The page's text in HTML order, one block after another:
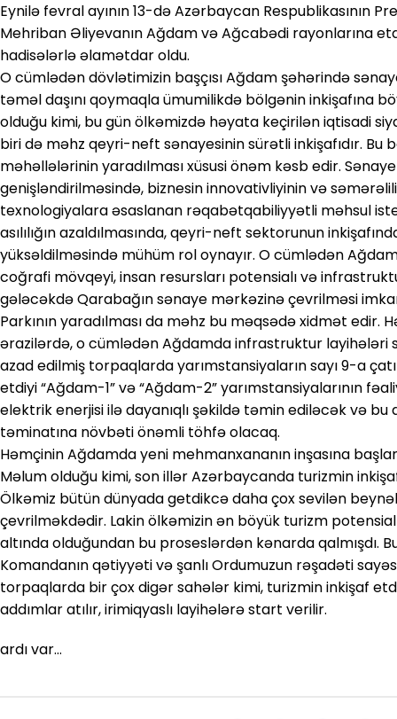
Eynilə fevral ayının 13-də Azərbaycan Respublikasının
Mehriban Əliyevanın Ağdam və Ağcabədi rayonlarına
hadisələrlə əlamətdar oldu.
O cümlədən dövlətimizin başçısı Ağdam şəhərində
təməl daşını qoymaqla ümumilikdə bölgənin inkişafına
olduğu kimi, bu gün ölkəmizdə həyata keçirilən iqtisadi
biri də məhz qeyri-neft sənayesinin sürətli inkişafıdır. Bu
məhəllələrinin yaradılması xüsusi önəm kəsb edir.
genişləndirilməsində, biznesin innovativliyinin və
texnologiyalara əsaslanan rəqabətqabiliyyətli məhsul
asılılığın azaldılmasında, qeyri-neft sektorunun
yüksəldilməsində mühüm rol oynayır. O cümlədən
coğrafi mövqeyi, insan resursları potensialı və
gələcəkdə Qarabağın sənaye mərkəzinə çevrilməsi
Parkının yaradılması da məhz bu məqsədə xidmət edir.
ərazilərdə, o cümlədən Ağdamda infrastruktur layihələri
azad edilmiş torpaqlarda yarımstansiyaların sayı 9-a
etdiyi “Ağdam-1” və “Ağdam-2” yarımstansiyalarının
elektrik enerjisi ilə dayanıqlı şəkildə təmin ediləcək və
təminatına növbəti önəmli töhfə olacaq.
Həmçinin Ağdamda yeni mehmanxananın inşasına
Məlum olduğu kimi, son illər Azərbaycanda turizmin
Ölkəmiz bütün dünyada getdikcə daha çox sevilən
çevrilməkdədir. Lakin ölkəmizin ən böyük turizm
altında olduğundan bu proseslərdən kənarda qalmışdı.
Komandanın qətiyyəti və şanlı Ordumuzun rəşadəti
torpaqlarda bir çox digər sahələr kimi, turizmin inkişaf
addımlar atılır, irimiqyaslı layihələrə start verilir.
ardı var…